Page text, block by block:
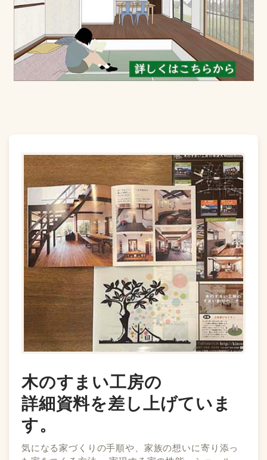
木のすまい工房の
詳細資料を差し上げていま
す。
気になる家づくりの手順や、家族の想いに寄り添っ